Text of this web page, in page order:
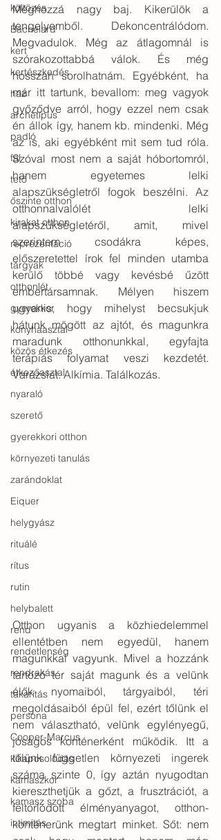
költözés
Bachelard
kert
kertészkedés
ház
archetípus
padló
fal
tető
őszinte otthon
kirakat otthon
reprezentáció
tárgyak
otthonlét
gyerekkor
konyhaasztal
közös étkezés
étkezőasztal
nyaraló
szerető
gyerekkori otthon
környezeti tanulás
zarándoklat
Eiquer
helygyász
rituálé
rítus
rutin
helybalett
rend
rendetlenség
rendrakás
takarítás
persona
Cooper-Marcus
kikapcsolódás
kamaszkor
kamasz szoba
intimitás
Méghozzá nagy baj. Kikerülök a
tengelyemből. Dekoncentrálódom.
Megvadulok. Még az átlagomnál is
szórakozottabbá válok. És még
hosszan sorolhatnám. Egyébként, ha
már itt tartunk, bevallom: meg vagyok
győződve arról, hogy ezzel nem csak
én állok így, hanem kb. mindenki. Még
az is, aki egyébként mit sem tud róla.
Szóval most nem a saját hóbortomról,
hanem egyetemes lelki
alapszükségletről fogok beszélni. Az
otthonnalvalólét lelki
alapszükségletéről, amit, mivel
szerintem csodákra képes,
előszeretettel írok fel minden utamba
kerülő többé vagy kevésbé űzött
embertársamnak. Mélyen hiszem
ugyanis, hogy mihelyst becsukjuk
hátunk mögött az ajtót, és magunkra
maradunk otthonunkkal, egyfajta
terápiás folyamat veszi kezdetét.
Varázslat. Alkímia. Találkozás.
Otthon ugyanis a közhiedelemmel
ellentétben nem egyedül, hanem
magunkkal vagyunk. Mivel a hozzánk
tartozó tér saját magunk és a velünk
élők nyomaiból, tárgyaiból, téri
megoldásaiból épül fel, ezért tőlünk el
nem választható, velünk egylényegű,
jóságos konténerként működik. Itt a
tőlünk független környezeti ingerek
száma szinte 0, így aztán nyugodtan
kiereszthetjük a gőzt, a frusztrációt, a
feltorlódott élményanyagot, otthon-
konténerünk megtart minket. Sőt: nem